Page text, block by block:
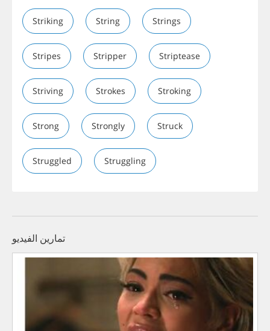
Striking String Strings
Stripes Stripper Striptease
Striving Strokes Stroking
Strong Strongly Struck
Struggled Struggling
تمارين الفيديو